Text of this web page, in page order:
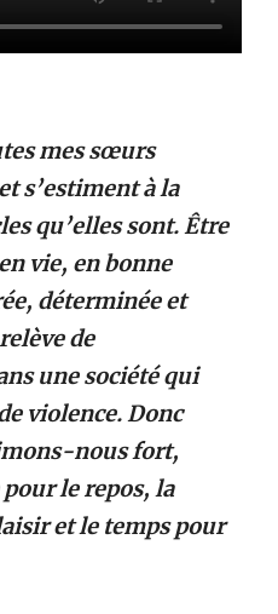
mes sœurs
s’estiment à la
qu’elles sont. Être
vie, en bonne
déterminée et
de
une société qui
violence. Donc
nous fort,
le repos, la
et le temps pour